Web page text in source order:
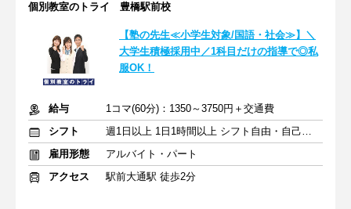
個別教室のトライ 豊橋駅前校
【塾の先生≪小学生対象/国語・社会≫】＼
大学生積極採用中／1科目だけの指導で◎私
服OK！
給与
1コマ(60分)：1350～3750円＋交通費
シフト
週1日以上 1日1時間以上 シフト自由・自己申告
雇用形態
アルバイト・パート
アクセス
駅前大通駅 徒歩2分